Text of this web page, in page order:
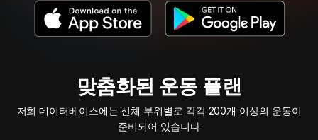
맞춤화된 운동 플랜
저희 데이터베이스에는 신체 부위별로 각각 200개 이상의 운동이
준비되어 있습니다